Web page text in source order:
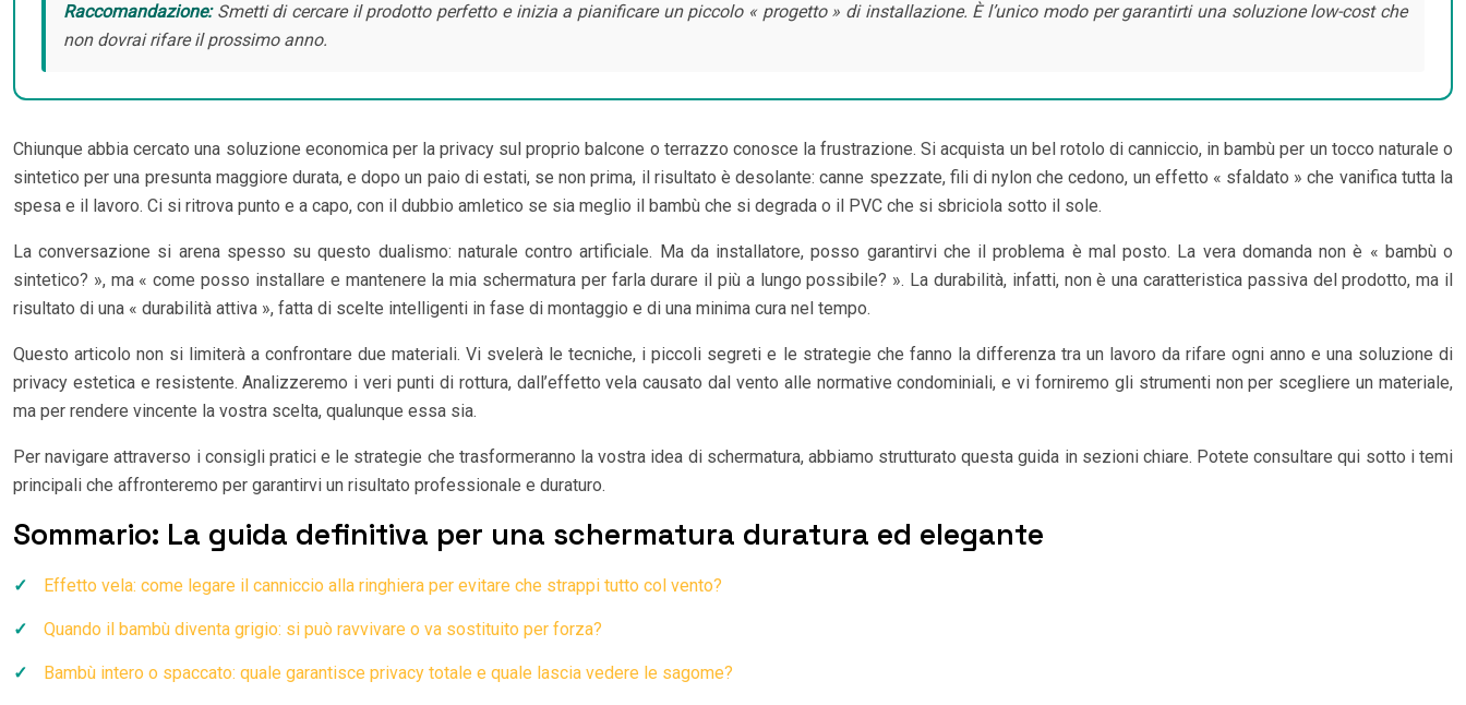
Raccomandazione:Smetti di cercare il prodotto perfetto e inizia a pianificare un piccolo « progetto » di installazione. È l’unico modo per garantirti una soluzione low-cost che
non dovrai rifare il prossimo anno.
Chiunque abbia cercato una soluzione economica per la privacy sul proprio balcone o terrazzo conosce la frustrazione. Si acquista un bel rotolo di canniccio, in bambù per un tocco naturale o
sintetico per una presunta maggiore durata, e dopo un paio di estati, se non prima, il risultato è desolante: canne spezzate, fili di nylon che cedono, un effetto « sfaldato » che vanifica tutta la
spesa e il lavoro. Ci si ritrova punto e a capo, con il dubbio amletico se sia meglio il bambù che si degrada o il PVC che si sbriciola sotto il sole.
La conversazione si arena spesso su questo dualismo: naturale contro artificiale. Ma da installatore, posso garantirvi che il problema è mal posto. La vera domanda non è « bambù o
sintetico? », ma « come posso installare e mantenere la mia schermatura per farla durare il più a lungo possibile? ». La durabilità, infatti, non è una caratteristica passiva del prodotto, ma il
risultato di una « durabilità attiva », fatta di scelte intelligenti in fase di montaggio e di una minima cura nel tempo.
Questo articolo non si limiterà a confrontare due materiali. Vi svelerà le tecniche, i piccoli segreti e le strategie che fanno la differenza tra un lavoro da rifare ogni anno e una soluzione di
privacy estetica e resistente. Analizzeremo i veri punti di rottura, dall’effetto vela causato dal vento alle normative condominiali, e vi forniremo gli strumenti non per scegliere un materiale,
ma per rendere vincente la vostra scelta, qualunque essa sia.
Per navigare attraverso i consigli pratici e le strategie che trasformeranno la vostra idea di schermatura, abbiamo strutturato questa guida in sezioni chiare. Potete consultare qui sotto i temi
principali che affronteremo per garantirvi un risultato professionale e duraturo.
Sommario: La guida definitiva per una schermatura duratura ed elegante
Effetto vela: come legare il canniccio alla ringhiera per evitare che strappi tutto col vento?
Quando il bambù diventa grigio: si può ravvivare o va sostituito per forza?
Bambù intero o spaccato: quale garantisce privacy totale e quale lascia vedere le sagome?